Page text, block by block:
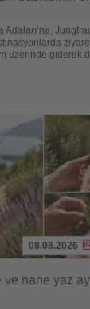
Adaları’na,
üzerinde giderek
08.08.2026
ve nane yaz